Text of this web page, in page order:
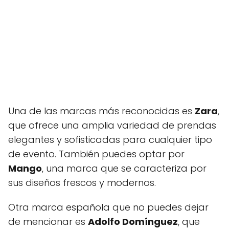
Una de las marcas más reconocidas es Zara,
que ofrece una amplia variedad de prendas
elegantes y sofisticadas para cualquier tipo
de evento. También puedes optar por
Mango, una marca que se caracteriza por
sus diseños frescos y modernos.
Otra marca española que no puedes dejar
de mencionar es Adolfo Domínguez, que